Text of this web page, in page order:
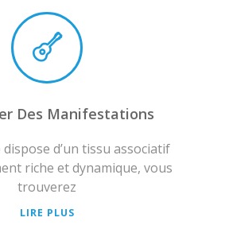
Des Manifestations
d’un tissu associatif
riche et dynamique, vous
trouverez
LIRE PLUS